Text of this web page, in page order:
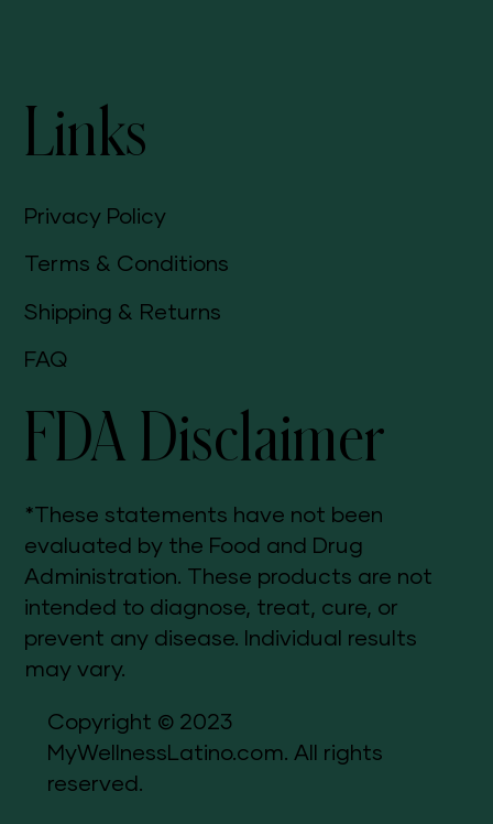
Copyright © 2023
MyWellnessLatino.com. All rights
reserved.
FDA Disclaimer
*These statements have not been
evaluated by the Food and Drug
Administration. These products are not
intended to diagnose, treat, cure, or
prevent any disease. Individual results
may vary.
Links
Privacy Policy
Terms & Conditions
Shipping & Returns
FAQ